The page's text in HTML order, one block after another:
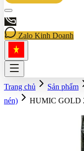
Zalo Kinh Doanh
Trang chủ Sản phẩm
nén)
HUMIC GOLD